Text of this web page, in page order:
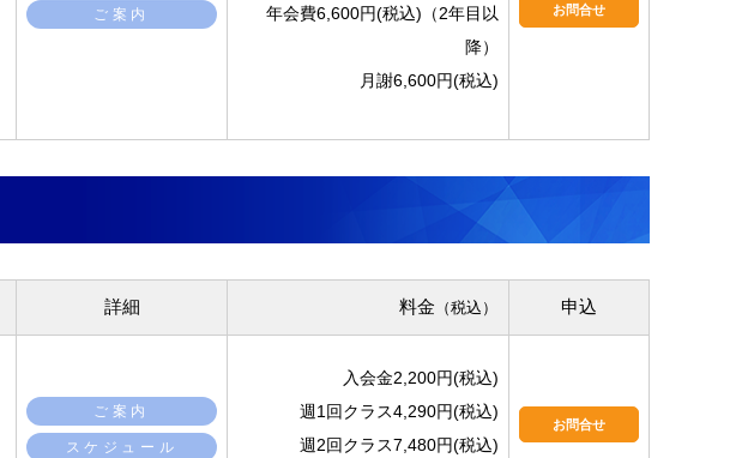
ご案内
年会費6,600円(税込)（2年目以
降）
月謝6,600円(税込)
お問合せ
詳細 料金 （税込） 申込
ご案内
スケジュール
入会金2,200円(税込)
週1回クラス4,290円(税込)
週2回クラス7,480円(税込)
お問合せ